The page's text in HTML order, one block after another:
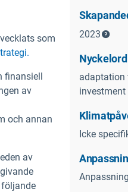
som
finansiell
av
och annan
av
följande
2023
adaptation
investment
Icke